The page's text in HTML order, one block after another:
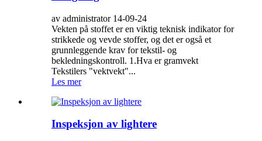
av administrator 14-09-24
Vekten på stoffet er en viktig teknisk indikator for
strikkede og vevde stoffer, og det er også et
grunnleggende krav for tekstil- og
bekledningskontroll. 1.Hva er gramvekt
Tekstilers "vektvekt"...
Les mer
Inspeksjon av lightere